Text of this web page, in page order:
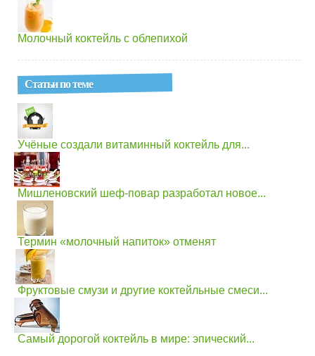
Молочный коктейль с облепихой
Статьи по теме
Учёные создали витаминный коктейль для...
Мишленовский шеф-повар разработал новое...
Термин «молочный напиток» отменят
Фруктовые смузи и другие коктейльные смеси...
Самый дорогой коктейль в мире: эпический...